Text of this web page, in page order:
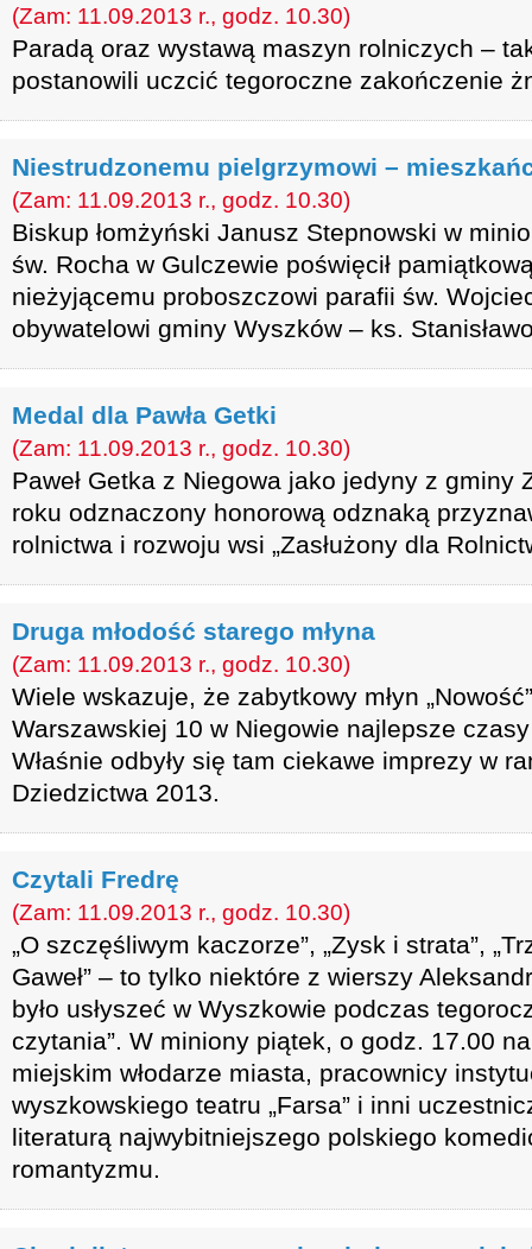
(Zam: 11.09.2013 r., godz. 10.30)
Paradą oraz wystawą maszyn rolniczych –
postanowili uczcić tegoroczne zakończenie
Niestrudzonemu pielgrzymowi –
(Zam: 11.09.2013 r., godz. 10.30)
Biskup łomżyński Janusz Stepnowski w
św. Rocha w Gulczewie poświęcił
nieżyjącemu proboszczowi parafii św.
obywatelowi gminy Wyszków – ks.
Medal dla Pawła Getki
(Zam: 11.09.2013 r., godz. 10.30)
Paweł Getka z Niegowa jako jedyny z gminy
roku odznaczony honorową odznaką
rolnictwa i rozwoju wsi „Zasłużony dla
Druga młodość starego młyna
(Zam: 11.09.2013 r., godz. 10.30)
Wiele wskazuje, że zabytkowy młyn
Warszawskiej 10 w Niegowie najlepsze
Właśnie odbyły się tam ciekawe imprezy w
Dziedzictwa 2013.
Czytali Fredrę
(Zam: 11.09.2013 r., godz. 10.30)
„O szczęśliwym kaczorze”, „Zysk i strata”,
Gaweł” – to tylko niektóre z wierszy
było usłyszeć w Wyszkowie podczas
czytania”. W miniony piątek, o godz. 17.00
miejskim włodarze miasta, pracownicy
wyszkowskiego teatru „Farsa” i inni
literaturą najwybitniejszego polskiego
romantyzmu.